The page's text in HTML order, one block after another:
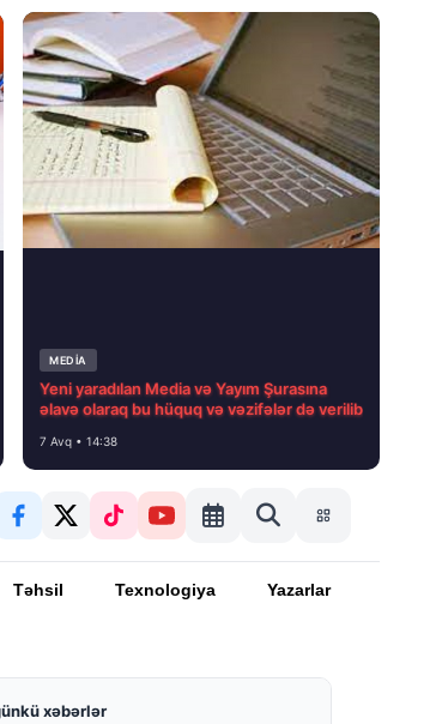
MEDİA
Yeni yaradılan Media və Yayım Şurasına
əlavə olaraq bu hüquq və vəzifələr də verilib
7 Avq • 14:38
Təhsil Texnologiya Yazarlar
xəbərlər